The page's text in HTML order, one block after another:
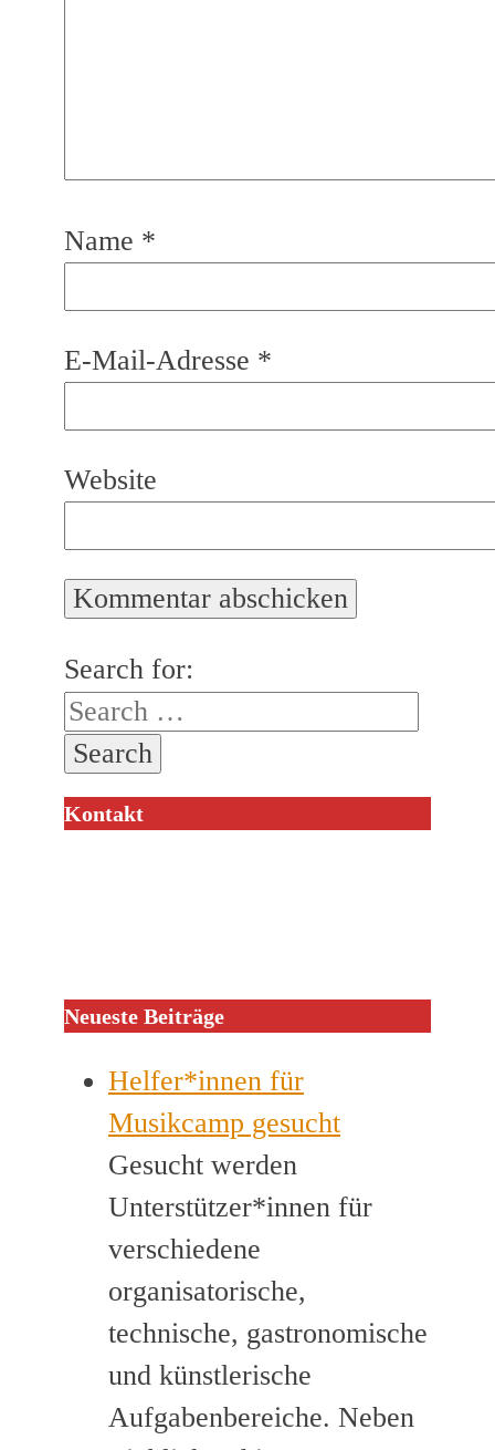
Name *
E-Mail-Adresse *
Website
Search for:
Kontakt
Neueste Beiträge
Helfer*innen für
Musikcamp gesucht
Gesucht werden
Unterstützer*innen für
verschiedene
organisatorische,
technische, gastronomische
und künstlerische
Aufgabenbereiche. Neben